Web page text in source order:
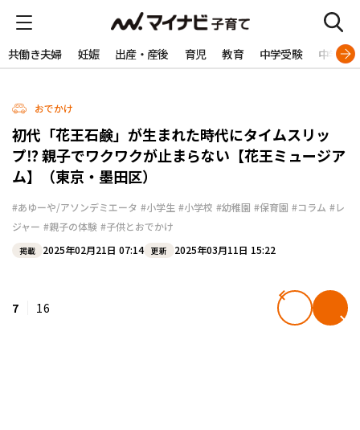
共働き夫婦 妊娠 出産・産後 育児 教育 中学受験 中学生
おでかけ
初代「花王石鹸」が生まれた時代にタイムスリッ
プ⁉ 親子でワクワクが止まらない【花王ミュージア
ム】（東京・墨田区）
#あゆーや/アソンデミエータ #小学生 #小学校 #幼稚園 #保育園 #コラム #レ
ジャー #親子の体験 #子供とおでかけ
掲載 2025年02月21日 07:14 更新 2025年03月11日 15:22
7 16